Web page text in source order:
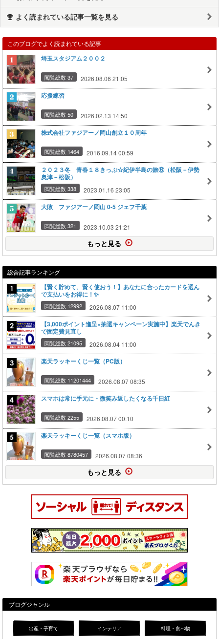
よく読まれている記事一覧を見る
このブログでよく読まれている記事
埼玉スタジアム２００２
閲覧総数 37 2026.08.06 21:05
応援練習
閲覧総数 50 2026.02.13 14:50
株式会社ファジアーノ岡山創立１０周年
閲覧総数 1464 2016.09.14 00:59
２０２３冬 青春１８きっぷ☆紀伊半島の旅⑥（松阪－伊勢
奥津－松阪）
閲覧総数 338 2023.01.16 23:05
大敗 ファジアーノ岡山 0-5 ジェフ千葉
閲覧総数 321 2023.10.03 21:21
もっと見る
総合記事ランキング
【賢く貯めて、賢く使おう！】あなたに合ったカードを選ん
で支払いをお得に！✨
閲覧総数 12992 2026.08.07 11:00
【3,000ポイント進呈×抽選キャンペーン実施中】楽天でんき
で固定費見直し
閲覧総数 21095 2026.08.04 11:00
楽天ラッキーくじ一覧（PC版）
閲覧総数 11201444 2026.08.07 08:35
スマホは常に手元に・微笑み返したくなる千日紅
閲覧総数 2255 2026.08.07 00:10
楽天ラッキーくじ一覧（スマホ版）
閲覧総数 8780457 2026.08.07 08:36
もっと見る
ブログジャンル
出産・子育て インテリア 料理・食べ物